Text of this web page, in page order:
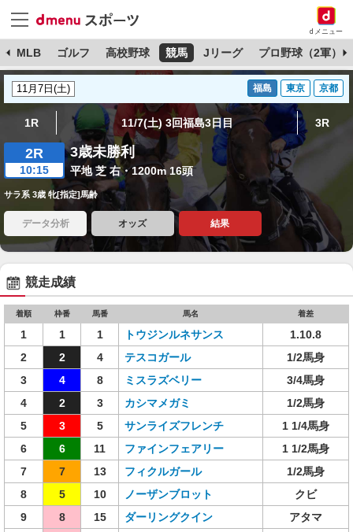
dメニュー
MLB ゴルフ 高校野球 競馬 Jリーグ プロ野球（2軍）
福島 東京 京都
1R 11/7(土) 3回福島3日目 3R
2R
10:15
3歳未勝利
平地 芝 右・1200m 16頭
サラ系 3歳 牝[指定]馬齢
データ分析 オッズ 結果
競走成績
着順 枠番 馬番 馬名 着差
1 1 1 トウジンルネサンス
1.10.8
2
2 4 テスコガール
1/2馬身
3
4 8 ミスラズベリー
3/4馬身
4
2 3 カシマメガミ
1/2馬身
5
3 5 サンライズフレンチ
1 1/4馬身
6
6 11 ファインフェアリー
1 1/2馬身
7
7 13 フィクルガール
1/2馬身
8
5 10 ノーザンブロット
クビ
9
8 15 ダーリングクイン
アタマ